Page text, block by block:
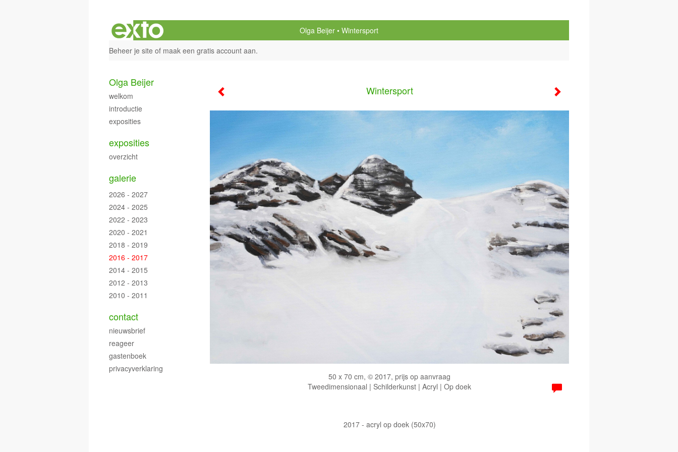
Olga Beijer
Wintersport
Beheer je site of maak een gratis account aan.
Wintersport
50 x 70 cm, © 2017, prijs op aanvraag
Tweedimensionaal | Schilderkunst | Acryl | Op doek
2017 - acryl op doek (50x70)
Olga Beijer
welkom
introductie
exposities
exposities
overzicht
galerie
2026 - 2027
2024 - 2025
2022 - 2023
2020 - 2021
2018 - 2019
2016 - 2017
2014 - 2015
2012 - 2013
2010 - 2011
contact
nieuwsbrief
reageer
gastenboek
privacyverklaring